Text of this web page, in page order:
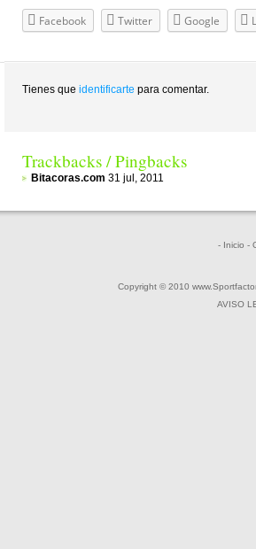
Facebook
Twitter Google
Tienes que identificarte para comentar.
Trackbacks / Pingbacks
Bitacoras.com 31 jul, 2011
- Inicio -
Copyright © 2010
AVISO